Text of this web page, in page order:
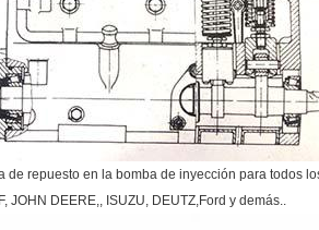
repuesto en la bomba de inyección para todos
JOHN DEERE,, ISUZU, DEUTZ,Ford y demás..